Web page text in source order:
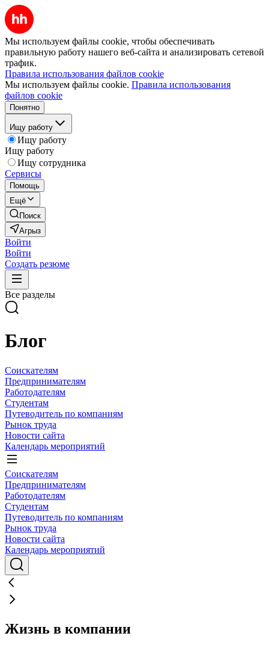
Мы используем файлы cookie, чтобы обеспечивать
правильную работу нашего веб-сайта и анализировать сетевой
трафик.
Правила использования файлов cookie
Мы используем файлы cookie. Правила использования
файлов cookie
Понятно
Ищу работу
Ищу работу
Ищу работу
Ищу сотрудника
Сервисы
Помощь
Ещё
Поиск
Агрыз
Войти
Войти
Создать резюме
Все разделы
Блог
Соискателям
Предпринимателям
Работодателям
Студентам
Путеводитель по компаниям
Рынок труда
Новости сайта
Календарь мероприятий
Соискателям
Предпринимателям
Работодателям
Студентам
Путеводитель по компаниям
Рынок труда
Новости сайта
Календарь мероприятий
Жизнь в компании